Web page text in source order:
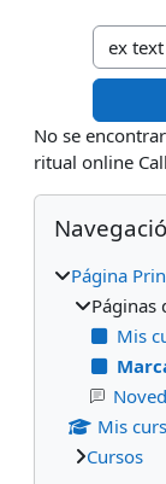
Buscar
No se
ritual online
Bloques
Salta Navegación
Página
Páginas
Mis
Mis
Cursos